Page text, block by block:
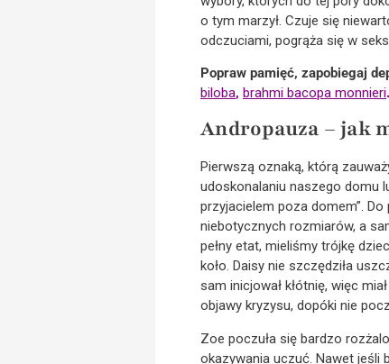
o tym marzył. Czuje się
odczuciami, pogrąża się w
Popraw pamięć, zapobiegaj
biloba, brahmi bacopa monnieri.
Andropauza – jak
Pierwszą oznaką, którą
udoskonalaniu naszego domu
przyjacielem poza domem”.
niebotycznych rozmiarów, a
pełny etat, mieliśmy trójkę
koło. Daisy nie szczędziła
sam inicjował kłótnię, więc
objawy kryzysu, dopóki nie
Zoe poczuła się bardzo
okazywania uczuć. Nawet jeśli